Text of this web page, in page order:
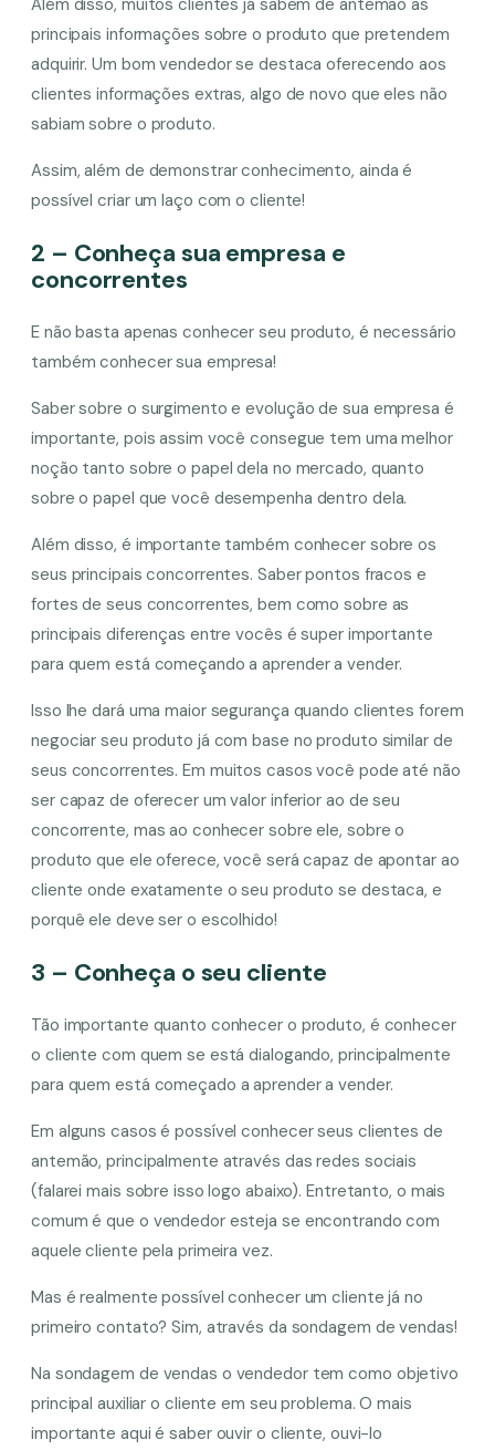
principais informações sobre o produto que pretendem
adquirir. Um bom vendedor se destaca oferecendo aos
clientes informações extras, algo de novo que eles não
sabiam sobre o produto.
Assim, além de demonstrar conhecimento, ainda é
possível criar um laço com o cliente!
2 – Conheça sua empresa e
concorrentes
E não basta apenas conhecer seu produto, é necessário
também conhecer sua empresa!
Saber sobre o surgimento e evolução de sua empresa é
importante, pois assim você consegue tem uma melhor
noção tanto sobre o papel dela no mercado, quanto
sobre o papel que você desempenha dentro dela.
Além disso, é importante também conhecer sobre os
seus principais concorrentes. Saber pontos fracos e
fortes de seus concorrentes, bem como sobre as
principais diferenças entre vocês é super importante
para quem está começando a aprender a vender.
Isso lhe dará uma maior segurança quando clientes forem
negociar seu produto já com base no produto similar de
seus concorrentes. Em muitos casos você pode até não
ser capaz de oferecer um valor inferior ao de seu
concorrente, mas ao conhecer sobre ele, sobre o
produto que ele oferece, você será capaz de apontar ao
cliente onde exatamente o seu produto se destaca, e
porquê ele deve ser o escolhido!
3 – Conheça o seu cliente
Tão importante quanto conhecer o produto, é conhecer
o cliente com quem se está dialogando, principalmente
para quem está começado a aprender a vender.
Em alguns casos é possível conhecer seus clientes de
antemão, principalmente através das redes sociais
(falarei mais sobre isso logo abaixo). Entretanto, o mais
comum é que o vendedor esteja se encontrando com
aquele cliente pela primeira vez.
Mas é realmente possível conhecer um cliente já no
primeiro contato? Sim, através da sondagem de vendas!
Na sondagem de vendas o vendedor tem como objetivo
principal auxiliar o cliente em seu problema. O mais
importante aqui é saber ouvir o cliente, ouvi-lo